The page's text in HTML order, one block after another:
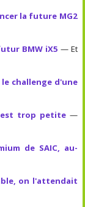
la future MG2
BMW iX5 — Et
le challenge d'une
est trop petite—
de SAIC, au-
on l'attendait